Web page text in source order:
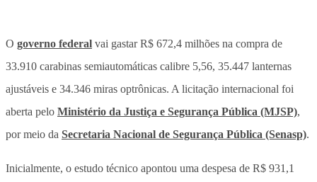
O governo federal vai gastar R$ 672,4 milhões na compra de
33.910 carabinas semiautomáticas calibre 5,56, 35.447 lanternas
ajustáveis e 34.346 miras optrônicas. A licitação internacional foi
aberta pelo Ministério da Justiça e Segurança Pública (MJSP),
por meio da Secretaria Nacional de Segurança Pública (Senasp).
Inicialmente, o estudo técnico apontou uma despesa de R$ 931,1